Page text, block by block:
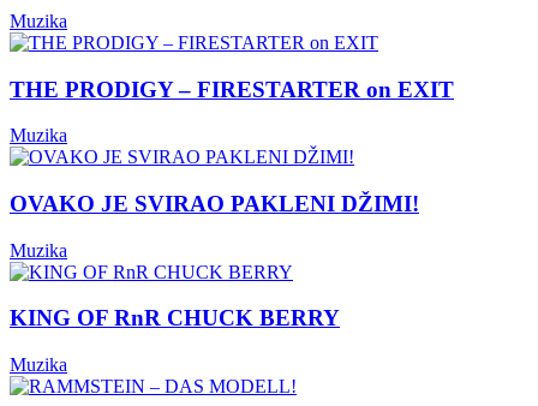
Muzika
THE PRODIGY – FIRESTARTER on EXIT
Muzika
OVAKO JE SVIRAO PAKLENI DŽIMI!
Muzika
KING OF RnR CHUCK BERRY
Muzika